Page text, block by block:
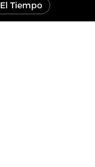
El Tiempo